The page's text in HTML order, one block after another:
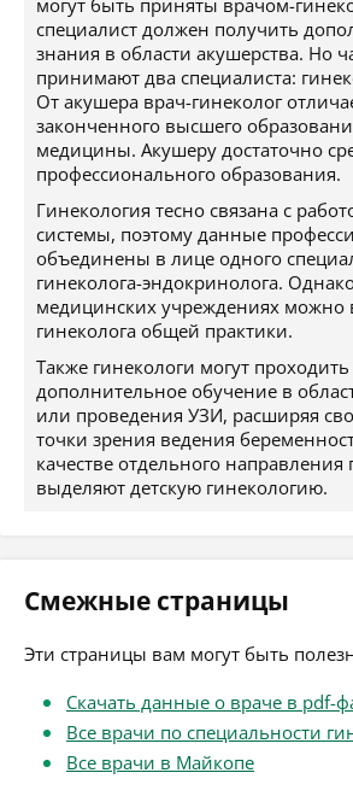
могут быть приняты врачом-
специалист должен получить
знания в области акушерства. Но
принимают два специалиста:
От акушера врач-гинеколог
законченного высшего
медицины. Акушеру достаточно
профессионального образования.
Гинекология тесно связана с
системы, поэтому данные
объединены в лице одного
гинеколога-эндокринолога.
медицинских учреждениях можно
гинеколога общей практики.
Также гинекологи могут проходить
дополнительное обучение в
или проведения УЗИ, расширяя
точки зрения ведения
качестве отдельного направления
выделяют детскую гинекологию.
Смежные страницы
Эти страницы вам могут быть
Скачать данные о враче в pdf-
Все врачи по специальности
Все врачи в Майкопе